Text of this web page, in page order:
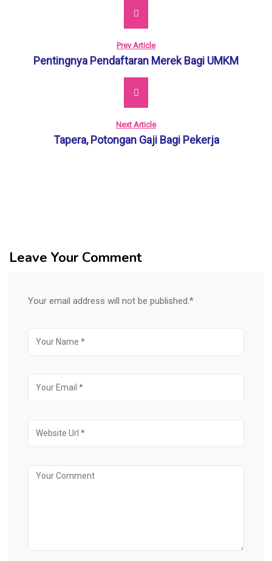
Prev Article
Pentingnya Pendaftaran Merek Bagi UMKM
Next Article
Tapera, Potongan Gaji Bagi Pekerja
Leave Your Comment
Your email address will not be published.*